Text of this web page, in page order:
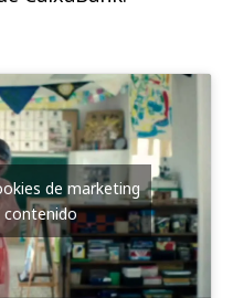
de marketing